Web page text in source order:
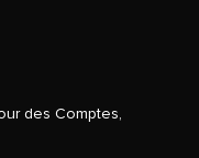
des Comptes,